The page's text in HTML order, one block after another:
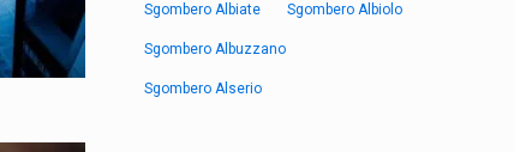
Sgombero Albiate Sgombero Albiolo
Sgombero Albuzzano
Sgombero Alserio